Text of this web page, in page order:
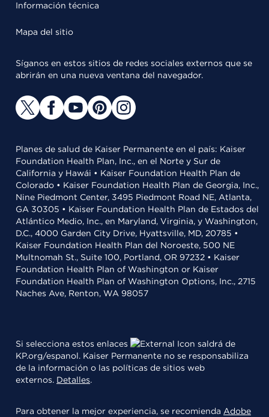
Información técnica
Mapa del sitio
Síganos en estos sitios de redes sociales externos que se
abrirán en una nueva ventana del navegador.
Planes de salud de Kaiser Permanente en el país: Kaiser
Foundation Health Plan, Inc., en el Norte y Sur de
California y Hawái • Kaiser Foundation Health Plan de
Colorado • Kaiser Foundation Health Plan de Georgia, Inc.,
Nine Piedmont Center, 3495 Piedmont Road NE, Atlanta,
GA 30305 • Kaiser Foundation Health Plan de Estados del
Atlántico Medio, Inc., en Maryland, Virginia, y Washington,
D.C., 4000 Garden City Drive, Hyattsville, MD, 20785 •
Kaiser Foundation Health Plan del Noroeste, 500 NE
Multnomah St., Suite 100, Portland, OR 97232 • Kaiser
Foundation Health Plan of Washington or Kaiser
Foundation Health Plan of Washington Options, Inc., 2715
Naches Ave, Renton, WA 98057
Si selecciona estos enlaces
saldrá de
KP.org/espanol. Kaiser Permanente no se responsabiliza
de la información o las políticas de sitios web
externos. Detalles.
Para obtener la mejor experiencia, se recomienda Adobe